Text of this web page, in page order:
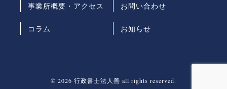
事業所概要・アクセス お問い合わせ
コラム お知らせ
© 2026 行政書士法人善 all rights reserved.